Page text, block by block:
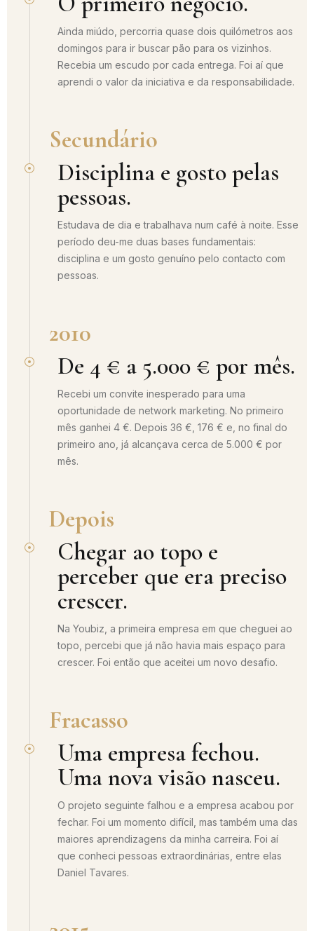
Ainda miúdo, percorria quase dois quilómetros aos
domingos para ir buscar pão para os vizinhos.
Recebia um escudo por cada entrega. Foi aí que
aprendi o valor da iniciativa e da responsabilidade.
Secundário
Disciplina e gosto pelas
pessoas.
Estudava de dia e trabalhava num café à noite. Esse
período deu-me duas bases fundamentais:
disciplina e um gosto genuíno pelo contacto com
pessoas.
2010
De 4 € a 5.000 € por mês.
Recebi um convite inesperado para uma
oportunidade de network marketing. No primeiro
mês ganhei 4 €. Depois 36 €, 176 € e, no final do
primeiro ano, já alcançava cerca de 5.000 € por
mês.
Depois
Chegar ao topo e
perceber que era preciso
crescer.
Na Youbiz, a primeira empresa em que cheguei ao
topo, percebi que já não havia mais espaço para
crescer. Foi então que aceitei um novo desafio.
Fracasso
Uma empresa fechou.
Uma nova visão nasceu.
O projeto seguinte falhou e a empresa acabou por
fechar. Foi um momento difícil, mas também uma das
maiores aprendizagens da minha carreira. Foi aí
que conheci pessoas extraordinárias, entre elas
Daniel Tavares.